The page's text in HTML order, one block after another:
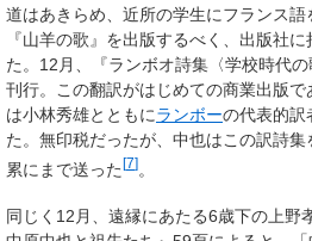
道はあきらめ、近所の学生にフランス語
『山羊の歌』を出版するべく、出版社
た。12月、『ランボオ詩集〈学校時代
刊行。この翻訳がはじめての商業出版
は小林秀雄とともにランボーの代表的訳
た。無印税だったが、中也はこの訳詩
累にまで送った[7]。
同じく12月、遠縁にあたる6歳下の上野